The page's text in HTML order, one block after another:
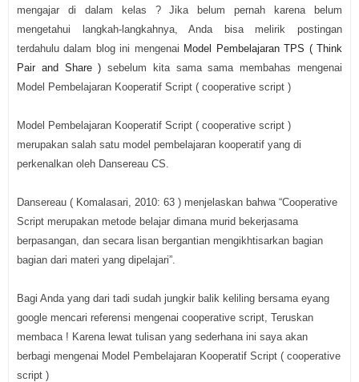
mengajar di dalam kelas ? Jika belum pernah karena belum
mengetahui langkah-langkahnya, Anda bisa melirik postingan
terdahulu dalam blog ini mengenai Model Pembelajaran TPS ( Think
Pair and Share ) sebelum kita sama sama membahas mengenai
Model Pembelajaran Kooperatif Script ( cooperative script )
Model Pembelajaran Kooperatif Script ( cooperative script )
merupakan salah satu model pembelajaran kooperatif yang di
perkenalkan oleh Dansereau CS.
Dansereau ( Komalasari, 2010: 63 ) menjelaskan bahwa “Cooperative
Script merupakan metode belajar dimana murid bekerjasama
berpasangan, dan secara lisan bergantian mengikhtisarkan bagian
bagian dari materi yang dipelajari”.
Bagi Anda yang dari tadi sudah jungkir balik keliling bersama eyang
google mencari referensi mengenai cooperative script, Teruskan
membaca ! Karena lewat tulisan yang sederhana ini saya akan
berbagi mengenai Model Pembelajaran Kooperatif Script ( cooperative
script )